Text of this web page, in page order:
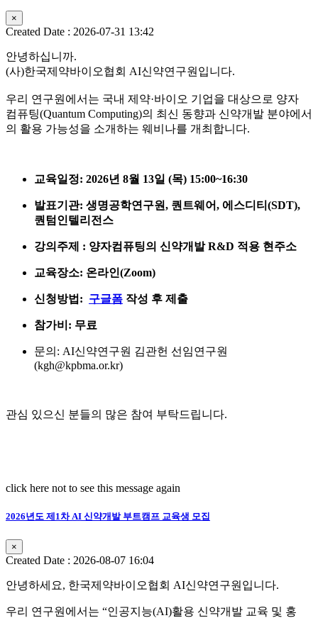
×
Created Date : 2026-07-31 13:42
안녕하십니까.
(사)한국제약바이오협회 AI신약연구원입니다.
우리 연구원에서는 국내 제약·바이오 기업을 대상으로 양자
컴퓨팅(Quantum Computing)의 최신 동향과 신약개발 분야에서
의 활용 가능성을 소개하는 웨비나를 개최합니다.
교육일정: 2026년 8월 13일 (목) 15:00~16:30
발표기관: 생명공학연구원, 퀀트웨어, 에스디티(SDT),
퀀텀인텔리전스
강의주제 : 양자컴퓨팅의 신약개발 R&D 적용 현주소
교육장소: 온라인(Zoom)
신청방법: 구글폼 작성 후 제출
참가비: 무료
문의: AI신약연구원 김관헌 선임연구원
(kgh@kpbma.or.kr)
관심 있으신 분들의 많은 참여 부탁드립니다.
click here not to see this message again
2026년도 제1차 AI 신약개발 부트캠프 교육생 모집
×
Created Date : 2026-08-07 16:04
안녕하세요, 한국제약바이오협회 AI신약연구원입니다.
우리 연구원에서는 “인공지능(AI)활용 신약개발 교육 및 홍